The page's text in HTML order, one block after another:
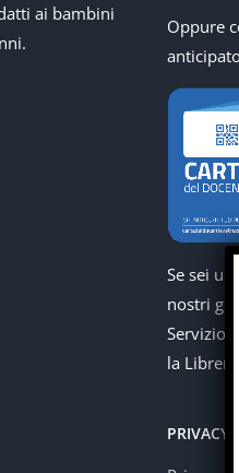
ai bambini
Oppure
Se sei un
nostri
Servizio
la
PRIVACY